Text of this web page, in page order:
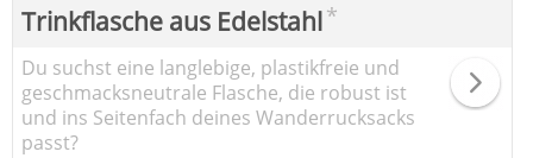
Trinkflasche aus Edelstahl*
Du suchst eine langlebige, plastikfreie und
geschmacksneutrale Flasche, die robust ist
und ins Seitenfach deines Wanderrucksacks
passt?